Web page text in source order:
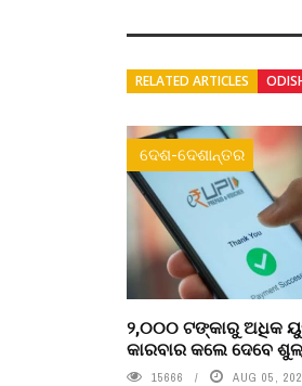
RELATED ARTICLES
ଦେଶ-ଦେଶାନ୍ତର
୨,୦୦୦ ଟଙ୍କାରୁ ଅଧିକ
କାରବାର କଲେ ଦେବେ
15666 AUG 05,